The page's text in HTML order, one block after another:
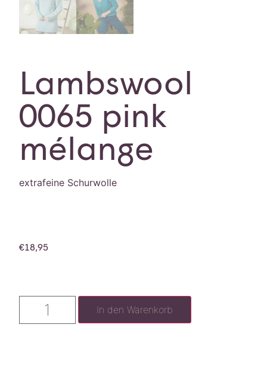
Lambswool
0065 pink
mélange
extrafeine Schurwolle
€18,95
In den Warenkorb